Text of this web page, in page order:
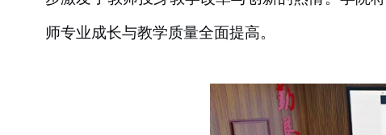
师专业成长与教学质量全面提高。